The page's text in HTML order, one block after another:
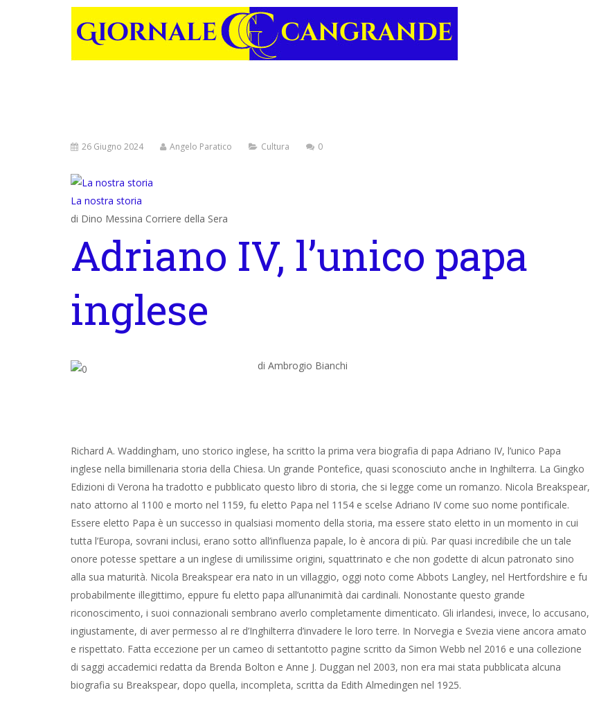
26 Giugno 2024 Angelo Paratico Cultura 0
La nostra storia
di Dino Messina Corriere della Sera
Adriano IV, l’unico papa
inglese
di Ambrogio Bianchi
Richard A. Waddingham, uno storico inglese, ha scritto la prima vera biografia di papa Adriano IV, l’unico Papa
inglese nella bimillenaria storia della Chiesa. Un grande Pontefice, quasi sconosciuto anche in Inghilterra. La Gingko
Edizioni di Verona ha tradotto e pubblicato questo libro di storia, che si legge come un romanzo. Nicola Breakspear,
nato attorno al 1100 e morto nel 1159, fu eletto Papa nel 1154 e scelse Adriano IV come suo nome pontificale.
Essere eletto Papa è un successo in qualsiasi momento della storia, ma essere stato eletto in un momento in cui
tutta l’Europa, sovrani inclusi, erano sotto all’influenza papale, lo è ancora di più. Par quasi incredibile che un tale
onore potesse spettare a un inglese di umilissime origini, squattrinato e che non godette di alcun patronato sino
alla sua maturità. Nicola Breakspear era nato in un villaggio, oggi noto come Abbots Langley, nel Hertfordshire e fu
probabilmente illegittimo, eppure fu eletto papa all’unanimità dai cardinali. Nonostante questo grande
riconoscimento, i suoi connazionali sembrano averlo completamente dimenticato. Gli irlandesi, invece, lo accusano,
ingiustamente, di aver permesso al re d’Inghilterra d’invadere le loro terre. In Norvegia e Svezia viene ancora amato
e rispettato. Fatta eccezione per un cameo di settantotto pagine scritto da Simon Webb nel 2016 e una collezione
di saggi accademici redatta da Brenda Bolton e Anne J. Duggan nel 2003, non era mai stata pubblicata alcuna
biografia su Breakspear, dopo quella, incompleta, scritta da Edith Almedingen nel 1925.